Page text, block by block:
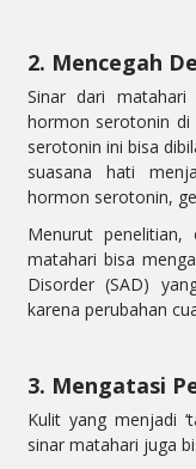
2. Mencegah
Sinar dari
hormon serotonin di
serotonin ini bisa
suasana hati
hormon serotonin,
Menurut penelitian,
matahari bisa
Disorder(SAD)
karena perubahan
3. Mengatasi
Kulit yang menjadi
sinar matahari juga